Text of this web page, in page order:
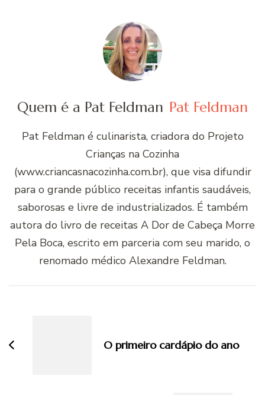
Quem é a Pat Feldman Pat Feldman
Pat Feldman é culinarista, criadora do Projeto
Crianças na Cozinha
(www.criancasnacozinha.com.br), que visa difundir
para o grande público receitas infantis saudáveis,
saborosas e livre de industrializados. É também
autora do livro de receitas A Dor de Cabeça Morre
Pela Boca, escrito em parceria com seu marido, o
renomado médico Alexandre Feldman.
O primeiro cardápio do ano